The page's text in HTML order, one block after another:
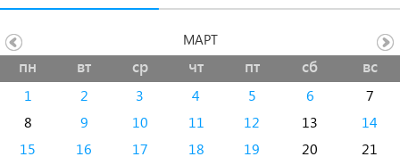
пн вт ср чт пт сб вс
1 2 3 4 5 6
7
8
9 10 11 12 13
14
15
16 17 18 19 20
21
МАРТ